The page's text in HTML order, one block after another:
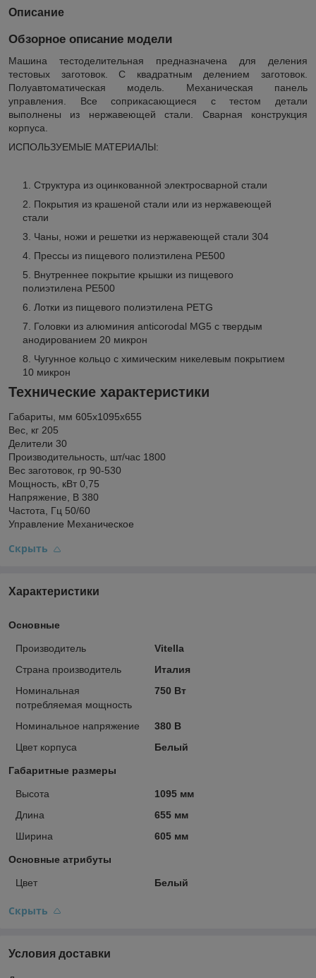
Описание
Обзорное описание модели
Машина тестоделительная предназначена для деления
тестовых заготовок. С квадратным делением заготовок.
Полуавтоматическая модель. Механическая панель
управления. Все соприкасающиеся с тестом детали
выполнены из нержавеющей стали. Сварная конструкция
корпуса.
ИСПОЛЬЗУЕМЫЕ МАТЕРИАЛЫ:
Структура из оцинкованной электросварной стали
Покрытия из крашеной стали или из нержавеющей
стали
Чаны, ножи и решетки из нержавеющей стали 304
Прессы из пищевого полиэтилена РЕ500
Внутреннее покрытие крышки из пищевого
полиэтилена РЕ500
Лотки из пищевого полиэтилена PETG
Головки из алюминия anticorodal MG5 с твердым
анодированием 20 микрон
Чугунное кольцо с химическим никелевым покрытием
10 микрон
Технические характеристики
Габариты, мм 605x1095x655
Вес, кг 205
Делители 30
Производительность, шт/час 1800
Вес заготовок, гр 90-530
Мощность, кВт 0,75
Напряжение, В 380
Частота, Гц 50/60
Управление Механическое
Скрыть
Характеристики
Основные
Производитель
Vitella
Страна производитель
Италия
Номинальная
потребляемая мощность
750 Вт
Номинальное напряжение
380 В
Цвет корпуса
Белый
Габаритные размеры
Высота
1095 мм
Длина
655 мм
Ширина
605 мм
Основные атрибуты
Цвет Белый
Скрыть
Условия доставки